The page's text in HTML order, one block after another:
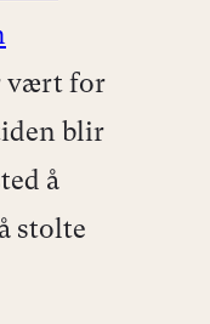
vært for
blir
å
stolte